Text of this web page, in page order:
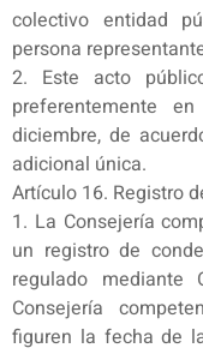
colectivo entidad
persona
2. Este acto
preferentemente
diciembre, de
adicional única.
Artículo 16. Registro
1. La Consejería
un registro de
regulado
Consejería
figuren la fecha de